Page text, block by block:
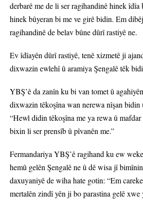
derbarê me de li ser ragihandinê hinek
hinek bûyeran bi me ve girê bidin. Em
ragihandinê de belav bûne dûrî rastiyê ne.
Ev îdîayên dûrî rastiyê, tenê xizmetê ji
dixwazin ewlehî û aramiya Şengalê têk
YBŞ’ê da zanîn ku bi van tomet û
dixwazin têkoşîna wan nerewa nîşan bidin
“Hewl didin têkoşîna me ya rewa û
bixin li ser prensîb û pîvanên me.”
Fermandariya YBŞ’ê ragihand ku ew
hemû gelên Şengalê ne û dê wisa jî
daxuyaniyê de wiha hate gotin: “Em
mertalên zindî yên ji bo parastina gelê xwe